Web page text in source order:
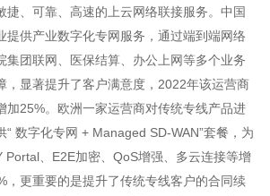
捷、可靠、高速的上云网络联接服务。中国
提供产业数字化专网服务，通过端到端网络
集团联网、医保结算、办公上网等多个业务
，显著提升了客户满意度，2022年该运营商
加25%。欧洲一家运营商对传统专线产品进
“ 数字化专网 + Managed SD-WAN”套餐，为
Portal、E2E加密、QoS增强、多云连接等增
，更重要的是提升了传统专线客户的合同续